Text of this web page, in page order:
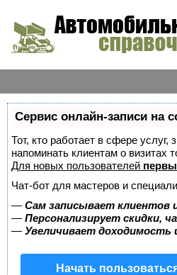
Сервис онлайн-записи на
Тот, кто работает в сфере
напоминать клиентам о
Для новых пользователей
Чат-бот для мастеров и
— Сам записывает клиентов
— Персонализирует скидки,
— Увеличивает
Начать